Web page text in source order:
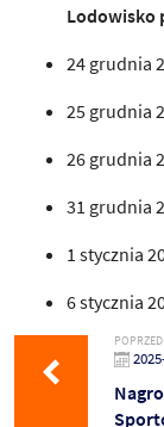
Lodowisko
24 grudnia
25 grudnia
26 grudnia
31 grudnia
1 stycznia
6 stycznia